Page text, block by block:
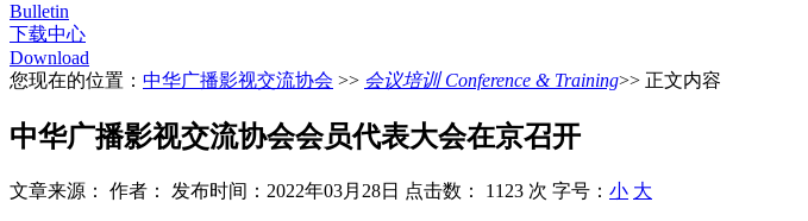
Bulletin
下载中心
Download
您现在的位置： 中华广播影视交流协会 >> 会议培训 Conference & Training>> 正文内容
中华广播影视交流协会会员代表大会在京召开
文章来源： 作者： 发布时间：2022年03月28日 点击数： 1123 次 字号： 小 大